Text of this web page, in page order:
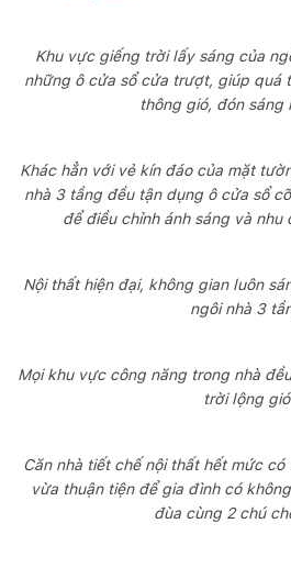
Khu vực giếng trời lấy sáng của
những ô cửa sổ cửa trượt, giúp quá
thông gió, đón sáng
Khác hẳn với vẻ kín đáo của mặt
nhà 3 tầng đều tận dụng ô cửa sổ
để điều chỉnh ánh sáng và nhu
Nội thất hiện đại, không gian luôn
ngôi nhà 3
Mọi khu vực công năng trong nhà
trời lộng gió
Căn nhà tiết chế nội thất hết mức
vừa thuận tiện để gia đình có
đùa cùng 2 chú